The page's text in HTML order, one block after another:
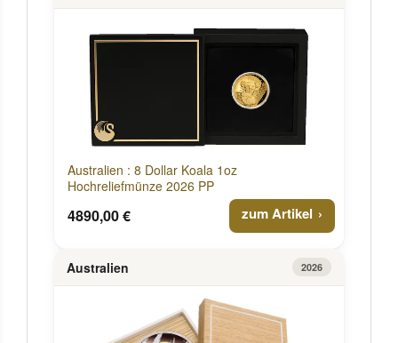
Australien : 8 Dollar Koala 1oz
Hochreliefmünze 2026 PP
4890,00 € zum Artikel
Australien 2026